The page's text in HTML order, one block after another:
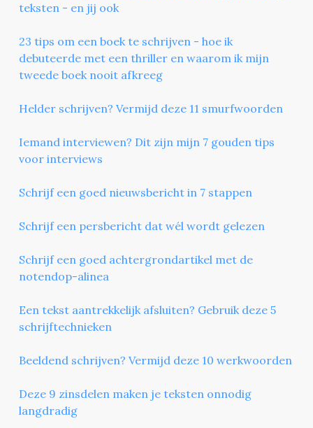
teksten - en jij ook
23 tips om een boek te schrijven - hoe ik
debuteerde met een thriller en waarom ik mijn
tweede boek nooit afkreeg
Helder schrijven? Vermijd deze 11 smurfwoorden
Iemand interviewen? Dit zijn mijn 7 gouden tips
voor interviews
Schrijf een goed nieuwsbericht in 7 stappen
Schrijf een persbericht dat wél wordt gelezen
Schrijf een goed achtergrondartikel met de
notendop-alinea
Een tekst aantrekkelijk afsluiten? Gebruik deze 5
schrijftechnieken
Beeldend schrijven? Vermijd deze 10 werkwoorden
Deze 9 zinsdelen maken je teksten onnodig
langdradig